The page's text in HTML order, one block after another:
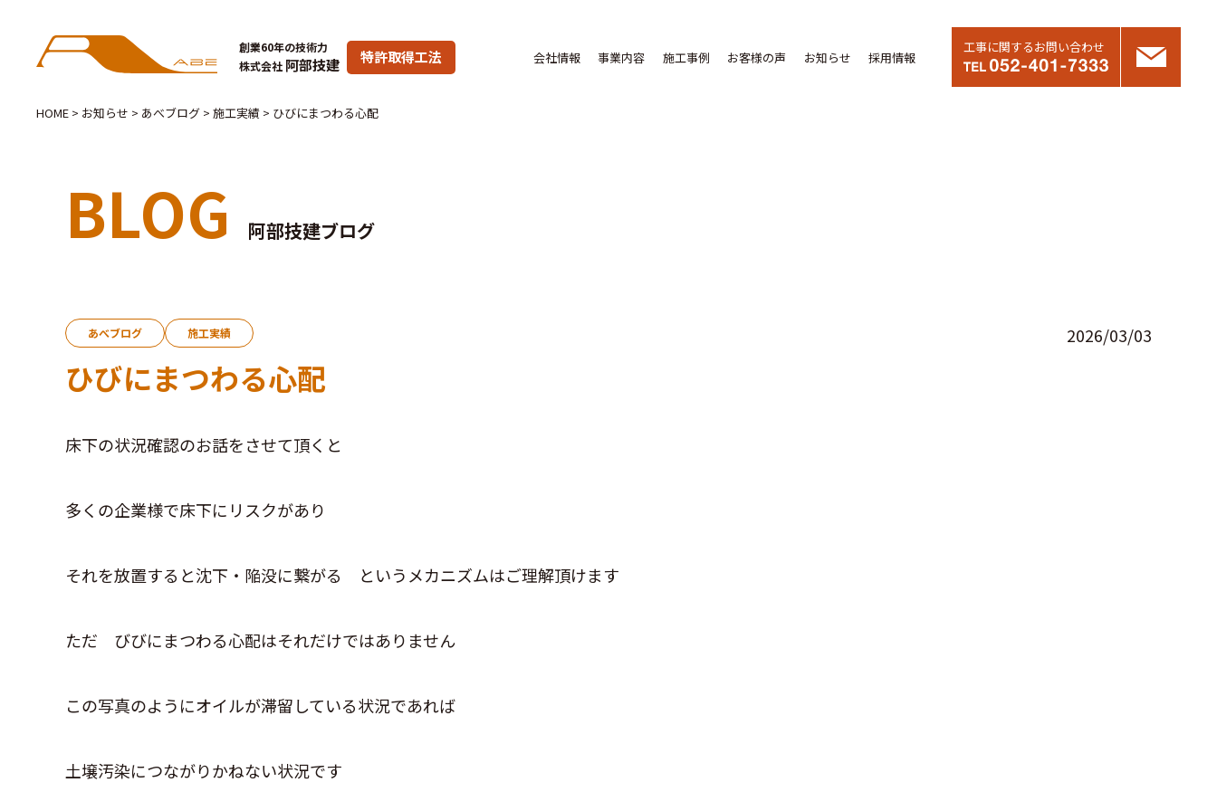
創業60年の技術力
株式会社 阿部技建 特許取得工法 会社情報 事業内容 施工事例 お客様の声 お知らせ 採用情報
工事に関するお問い合わせ
HOME > お知らせ > あべブログ > 施工実績 > ひびにまつわる心配
BLOG 阿部技建ブログ
あべブログ 施工実績 2026/03/03
ひびにまつわる心配
床下の状況確認のお話をさせて頂くと
多くの企業様で床下にリスクがあり
それを放置すると沈下・陥没に繋がる というメカニズムはご理解頂けます
ただ びびにまつわる心配はそれだけではありません
この写真のようにオイルが滞留している状況であれば
土壌汚染につながりかねない状況です